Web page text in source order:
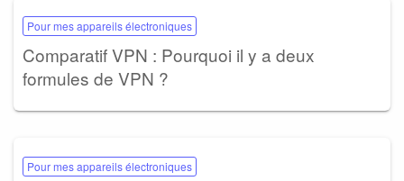
Pour mes appareils électroniques
Comparatif VPN : Pourquoi il y a deux
formules de VPN ?
Pour mes appareils électroniques